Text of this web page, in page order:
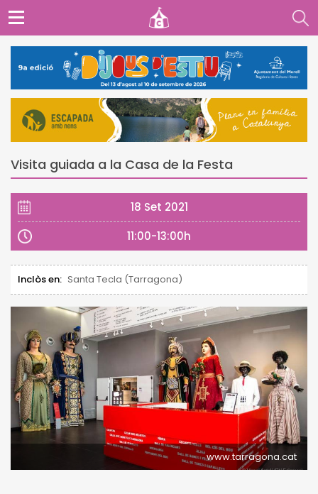
Visita guiada a la Casa de la Festa
18 Set 2021
11:00-13:00h
Inclòs en: Santa Tecla (Tarragona)
www.tarragona.cat